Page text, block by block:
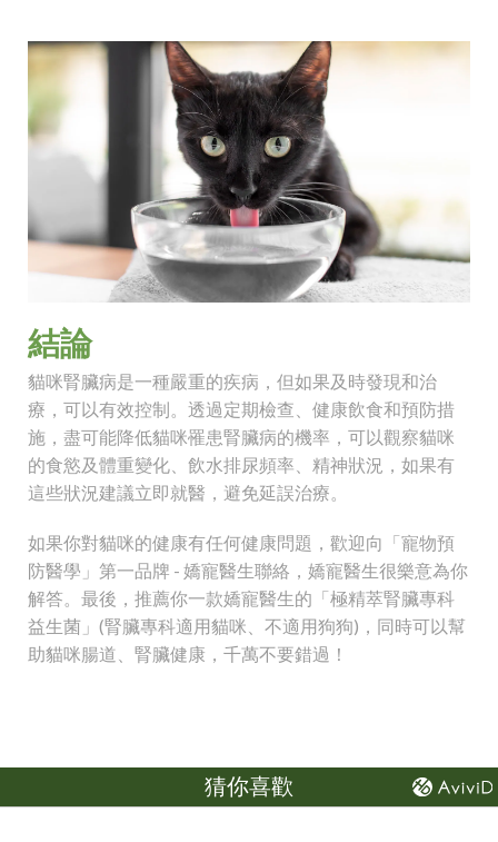
結論
貓咪腎臟病是一種嚴重的疾病，但如果及時發現和治
療，可以有效控制。透過定期檢查、健康飲食和預防措
施，盡可能降低貓咪罹患腎臟病的機率，可以觀察貓咪
的食慾及體重變化、飲水排尿頻率、精神狀況，如果有
這些狀況建議立即就醫，避免延誤治療。
如果你對貓咪的健康有任何健康問題，歡迎向「寵物預
防醫學」第一品牌 - 嬌寵醫生聯絡，嬌寵醫生很樂意為你
解答。最後，推薦你一款嬌寵醫生的「極精萃腎臟專科
益生菌」(腎臟專科適用貓咪、不適用狗狗)，同時可以幫
助貓咪腸道、腎臟健康，千萬不要錯過！
猜你喜歡